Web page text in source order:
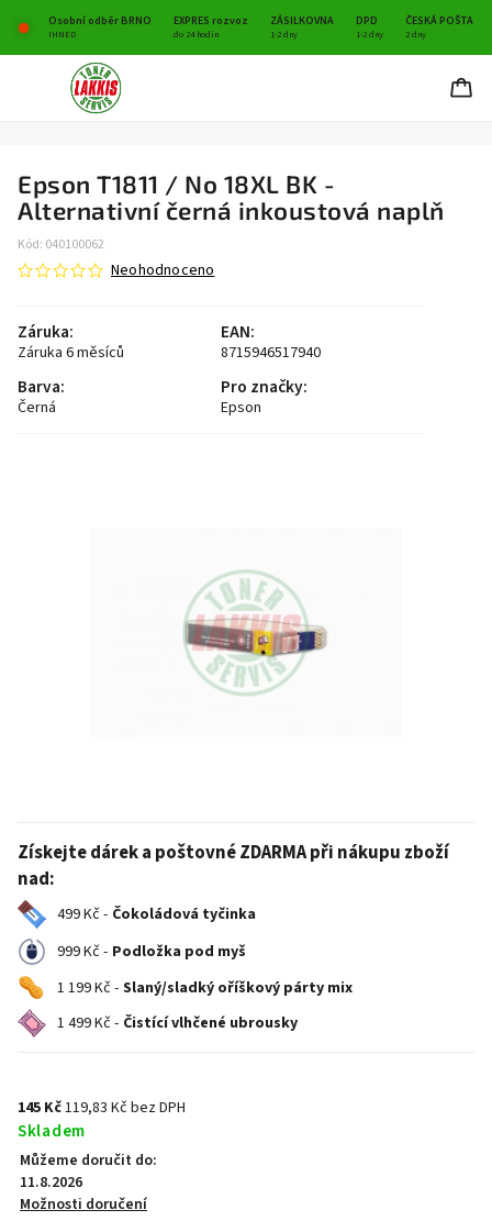
Osobní odběr BRNO EXPRES rozvoz ZÁSILKOVNA DPD ČESKÁ POŠTA
IHNED do 24 hodin 1-2 dny 1-2 dny 2 dny
Epson T1811 / No 18XL BK -
Alternativní černá inkoustová naplň
Kód: 040100062
Neohodnoceno
Záruka:
Záruka 6 měsíců
EAN:
8715946517940
Barva:
Černá
Pro značky:
Epson
Získejte dárek a poštovné ZDARMA při nákupu zboží
nad:
499 Kč - Čokoládová tyčinka
999 Kč - Podložka pod myš
1 199 Kč - Slaný/sladký oříškový párty mix
1 499 Kč - Čistící vlhčené ubrousky
145 Kč119,83 Kč bez DPH
Skladem
Můžeme doručit do:
11.8.2026
Možnosti doručení